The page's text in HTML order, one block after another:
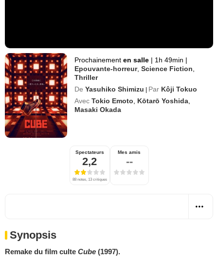
Prochainementen salle | 1h 49min |
Epouvante-horreur,Science Fiction
Thriller
De Yasuhiko Shimizu | Par Kôji Tokuo
Avec Tokio Emoto Kōtarō Yoshida
Masaki Okada
Spectateurs
2,2
88 notes, 13 critiques
Mes amis
--
Synopsis
Remake du film culte Cube (1997).